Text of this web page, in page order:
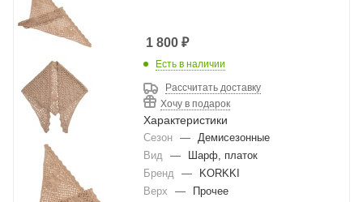
1 800₽
Есть в наличии
Рассчитать доставку
Хочу в подарок
Характеристики
Сезон —
Демисезонные
Вид —
Шарф, платок
Бренд —
KORKKI
Верх
—
Прочее